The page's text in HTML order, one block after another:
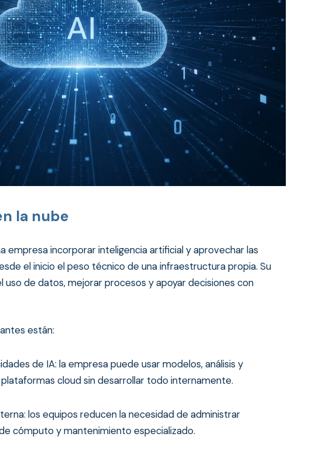
la nube
empresa incorporar inteligencia artificial y aprovechar las
el inicio el peso técnico de una infraestructura propia. Su
uso de datos, mejorar procesos y apoyar decisiones con
están:
de IA: la empresa puede usar modelos, análisis y
cloud sin desarrollar todo internamente.
los equipos reducen la necesidad de administrar
cómputo y mantenimiento especializado.